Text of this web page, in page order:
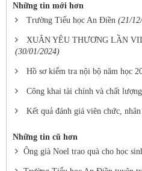
Những tin mới hơn
Trường Tiểu học An Điền (21/
XUÂN YÊU THƯƠNG LẦN
(30/01/2024)
Hồ sơ kiểm tra nội bộ năm học
Công khai tài chính và chất
Kết quả đánh giá viên chức,
Những tin cũ hơn
Ông già Noel trao quà cho học